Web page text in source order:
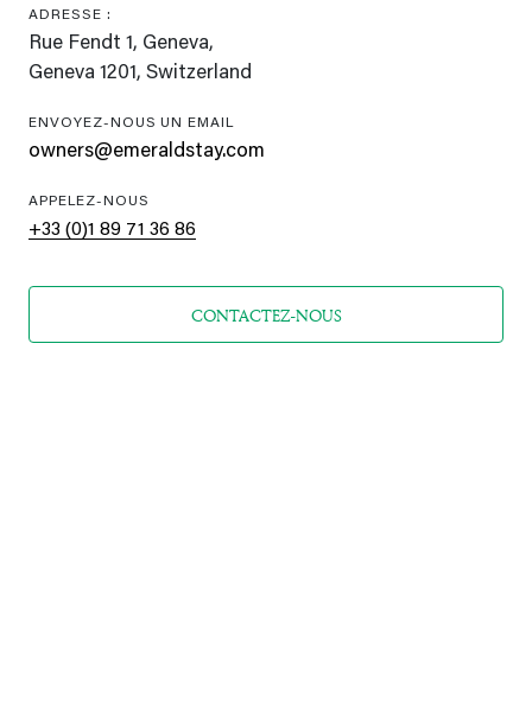
ADRESSE :
Rue Fendt 1, Geneva,
Geneva 1201, Switzerland
ENVOYEZ-NOUS UN EMAIL
owners@emeraldstay.com
APPELEZ-NOUS
+33 (0)1 89 71 36 86
CONTACTEZ-NOUS